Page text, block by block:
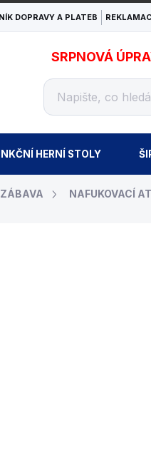
DOPRAVY A PLATEB
SRPNOVÁ
HERNÍ STOLY
NAFUKOVACÍ